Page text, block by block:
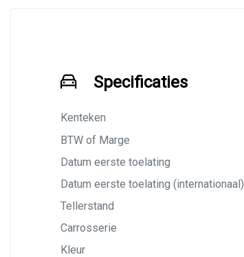
Specificaties
Kenteken
BTW of Marge
Datum eerste toelating
Datum eerste toelating (internationaal)
Tellerstand
Carrosserie
Kleur